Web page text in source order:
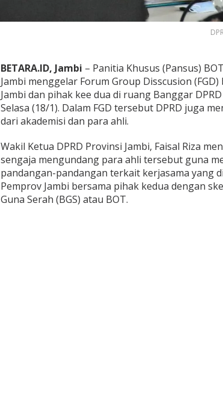
i
a
m
b
i
D
k
u
s
i
e
BETARA.ID, Jambi – Panitia Khusus (Pansus)
Jambi menggelar Forum Group Disscusion
Jambi dan pihak kee dua di ruang Banggar
Selasa (18/1). Dalam FGD tersebut DPRD juga
dari akademisi dan para ahli.
Wakil Ketua DPRD Provinsi Jambi, Faisal Riza
sengaja mengundang para ahli tersebut guna
pandangan-pandangan terkait kerjasama yang
Pemprov Jambi bersama pihak kedua dengan
Guna Serah (BGS) atau BOT.